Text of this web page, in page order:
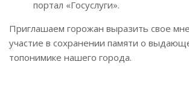
портал «Госуслуги».
Приглашаем горожан выразить свое
участие в сохранении памяти о
топонимике нашего города.